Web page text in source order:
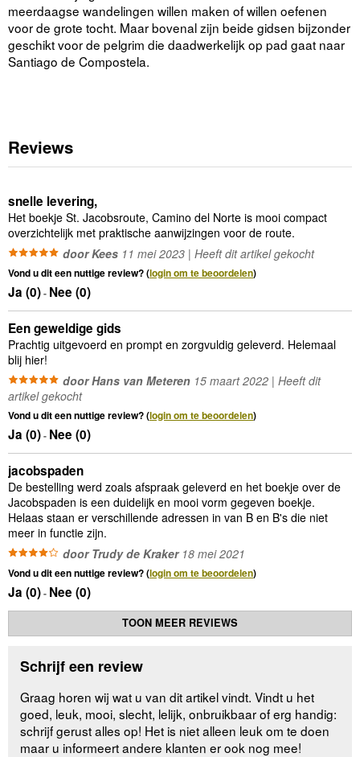
meerdaagse wandelingen willen maken of willen oefenen
voor de grote tocht. Maar bovenal zijn beide gidsen bijzonder
geschikt voor de pelgrim die daadwerkelijk op pad gaat naar
Santiago de Compostela.
Reviews
snelle levering,
Het boekje St. Jacobsroute, Camino del Norte is mooi compact
overzichtelijk met praktische aanwijzingen voor de route.
door Kees 11 mei 2023 | Heeft dit artikel gekocht
Vond u dit een nuttige review? (login om te beoordelen)
Ja (0)- Nee (0)
Een geweldige gids
Prachtig uitgevoerd en prompt en zorgvuldig geleverd. Helemaal
blij hier!
door Hans van Meteren 15 maart 2022 | Heeft dit
artikel gekocht
Vond u dit een nuttige review? (login om te beoordelen)
Ja (0)- Nee (0)
jacobspaden
De bestelling werd zoals afspraak geleverd en het boekje over de
Jacobspaden is een duidelijk en mooi vorm gegeven boekje.
Helaas staan er verschillende adressen in van B en B's die niet
meer in functie zijn.
door Trudy de Kraker18 mei 2021
Vond u dit een nuttige review? (login om te beoordelen)
Ja (0)- Nee (0)
TOON MEER REVIEWS
Schrijf een review
Graag horen wij wat u van dit artikel vindt. Vindt u het
goed, leuk, mooi, slecht, lelijk, onbruikbaar of erg handig:
schrijf gerust alles op! Het is niet alleen leuk om te doen
maar u informeert andere klanten er ook nog mee!